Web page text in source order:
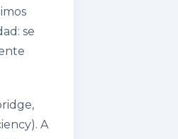
se
A